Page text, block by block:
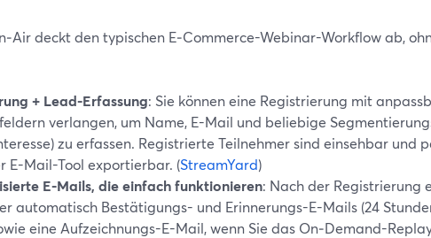
deckt den typischen E‑Commerce-Webinar-Workflow ab,
+ Lead-Erfassung: Sie können eine Registrierung mit
verlangen, um Name, E-Mail und beliebige
zu erfassen. Registrierte Teilnehmer sind einsehbar und
E-Mail-Tool exportierbar. (StreamYard)
E-Mails, die einfach funktionieren: Nach der Registrierung
automatisch Bestätigungs- und Erinnerungs-E-Mails (24
eine Aufzeichnungs-E-Mail, wenn Sie das On‑Demand-